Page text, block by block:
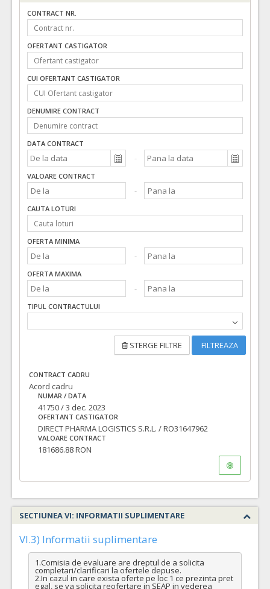
CONTRACT NR.
OFERTANT CASTIGATOR
CUI OFERTANT CASTIGATOR
DENUMIRE CONTRACT
DATA CONTRACT
VALOARE CONTRACT
CAUTA LOTURI
OFERTA MINIMA
OFERTA MAXIMA
TIPUL CONTRACTULUI
STERGE FILTRE FILTREAZA
CONTRACT CADRU
Acord cadru
NUMAR / DATA
41750 / 3 dec. 2023
OFERTANT CASTIGATOR
DIRECT PHARMA LOGISTICS S.R.L. / RO31647962
VALOARE CONTRACT
181686.88 RON
SECTIUNEA VI: INFORMATII SUPLIMENTARE
VI.3) Informatii suplimentare
1.Comisia de evaluare are dreptul de a solicita
completari/clarificari la ofertele depuse.
2.In cazul in care exista oferte pe loc 1 ce prezinta pret
egal, se va solicita reofertare in SEAP in vederea